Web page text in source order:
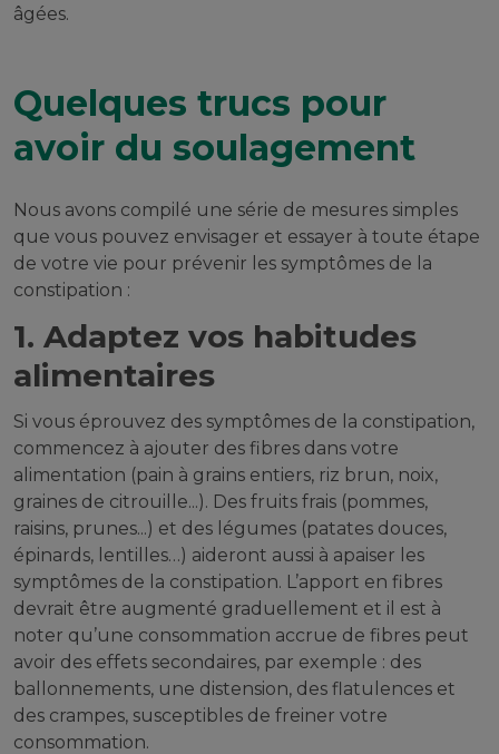
âgées.
Quelques trucs pour
avoir du soulagement
Nous avons compilé une série de mesures simples
que vous pouvez envisager et essayer à toute étape
de votre vie pour prévenir les symptômes de la
constipation :
1. Adaptez vos habitudes
alimentaires
Si vous éprouvez des symptômes de la constipation,
commencez à ajouter des fibres dans votre
alimentation (pain à grains entiers, riz brun, noix,
graines de citrouille...). Des fruits frais (pommes,
raisins, prunes...) et des légumes (patates douces,
épinards, lentilles…) aideront aussi à apaiser les
symptômes de la constipation. L’apport en fibres
devrait être augmenté graduellement et il est à
noter qu’une consommation accrue de fibres peut
avoir des effets secondaires, par exemple : des
ballonnements, une distension, des flatulences et
des crampes, susceptibles de freiner votre
consommation.